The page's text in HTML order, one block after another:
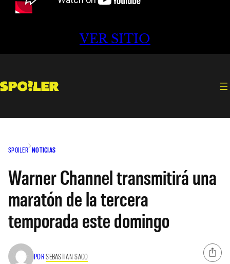
VER SITIO
SPOILER NOTICIAS
Warner Channel transmitirá una
maratón de la tercera
temporada este domingo
PORSEBASTIAN SACO